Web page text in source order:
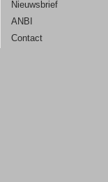
Nieuwsbrief
ANBI
Contact